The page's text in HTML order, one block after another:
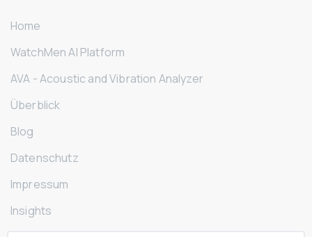
Home
WatchMen AI Platform
AVA - Acoustic and Vibration Analyzer
Überblick
Blog
Datenschutz
Impressum
Insights